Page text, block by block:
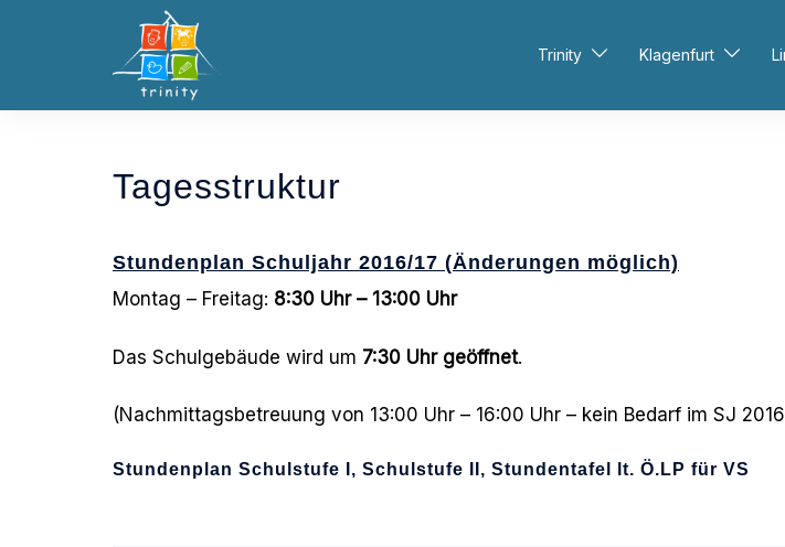
Trinity Klagenfurt
Tagesstruktur
Stundenplan Schuljahr 2016/17 (Änderungen möglich)
Montag – Freitag: 8:30 Uhr – 13:00 Uhr
Das Schulgebäude wird um 7:30 Uhr geöffnet.
(Nachmittagsbetreuung von 13:00 Uhr – 16:00 Uhr – kein Bedarf im SJ
Stundenplan Schulstufe I, Schulstufe II, Stundentafel lt. Ö.LP für VS